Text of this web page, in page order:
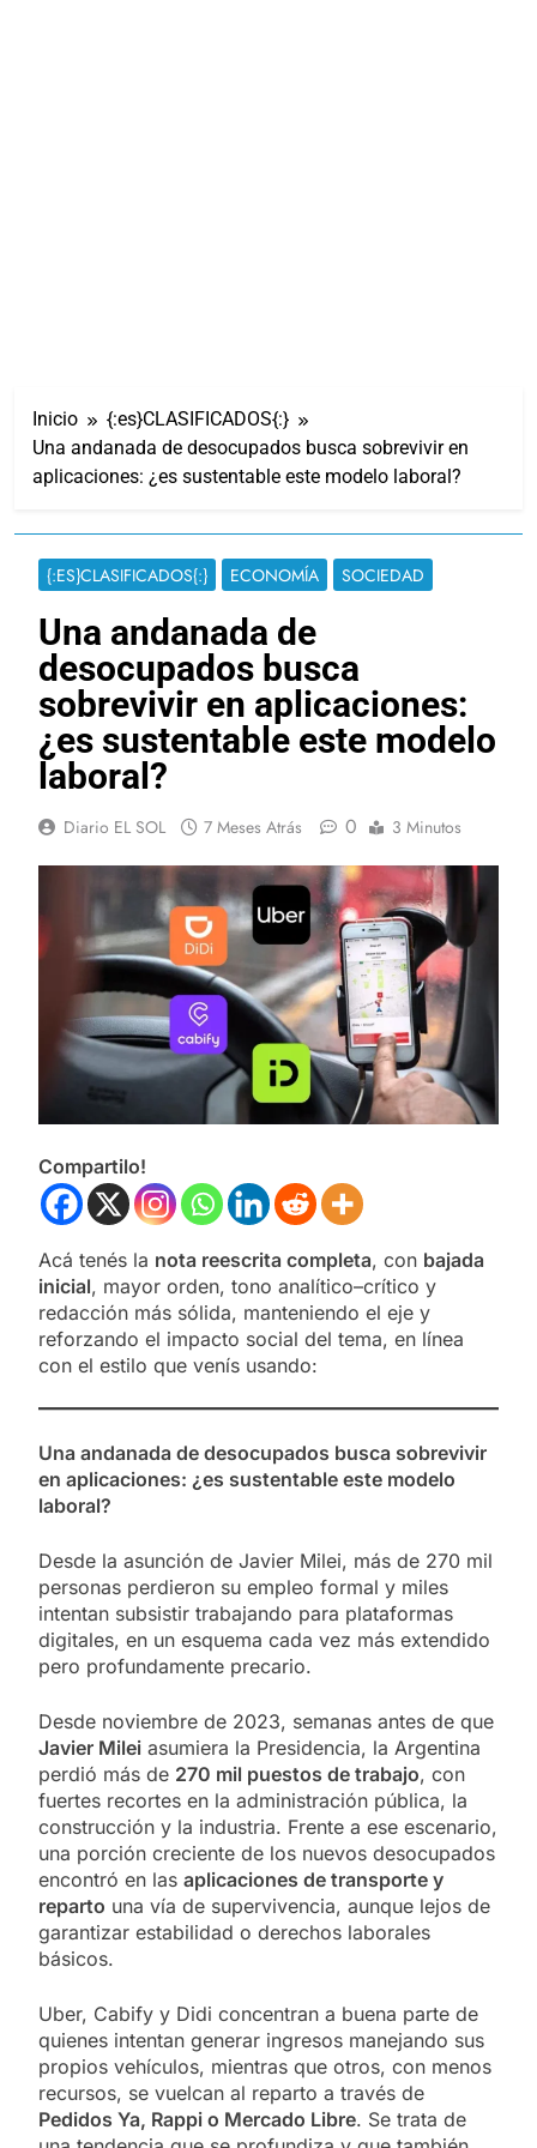
Inicio
{:es}CLASIFICADOS{:}
Una andanada de desocupados busca sobrevivir en
aplicaciones: ¿es sustentable este modelo laboral?
{:ES}CLASIFICADOS{:} ECONOMÍA SOCIEDAD
Una andanada de
desocupados busca
sobrevivir en aplicaciones:
¿es sustentable este modelo
laboral?
Diario EL SOL 7 Meses Atrás 0 3 Minutos
Compartilo!
Acá tenés la nota reescrita completa, con bajada
inicial, mayor orden, tono analítico–crítico y
redacción más sólida, manteniendo el eje y
reforzando el impacto social del tema, en línea
con el estilo que venís usando:
Una andanada de desocupados busca sobrevivir
en aplicaciones: ¿es sustentable este modelo
laboral?
Desde la asunción de Javier Milei, más de 270 mil
personas perdieron su empleo formal y miles
intentan subsistir trabajando para plataformas
digitales, en un esquema cada vez más extendido
pero profundamente precario.
Desde noviembre de 2023, semanas antes de que
Javier Milei asumiera la Presidencia, la Argentina
perdió más de 270 mil puestos de trabajo, con
fuertes recortes en la administración pública, la
construcción y la industria. Frente a ese escenario,
una porción creciente de los nuevos desocupados
encontró en las aplicaciones de transporte y
reparto una vía de supervivencia, aunque lejos de
garantizar estabilidad o derechos laborales
básicos.
Uber, Cabify y Didi concentran a buena parte de
quienes intentan generar ingresos manejando sus
propios vehículos, mientras que otros, con menos
recursos, se vuelcan al reparto a través de
Pedidos Ya, Rappi o Mercado Libre. Se trata de